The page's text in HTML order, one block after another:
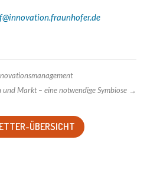
Markt – eine notwendige Symbiose →
ÜBERSICHT